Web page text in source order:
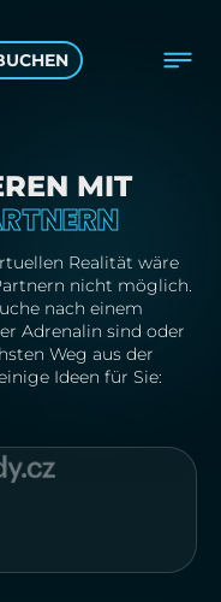
MIT
Realität wäre
nicht möglich.
nach einem
Adrenalin sind oder
Weg aus der
Ideen für Sie: